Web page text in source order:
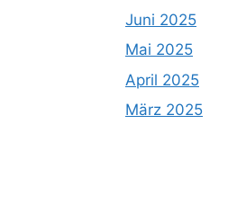
Juni 2025
Mai 2025
April 2025
März 2025